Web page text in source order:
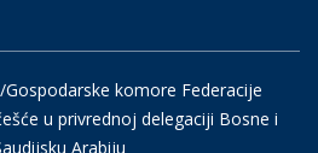
komore Federacije
u privrednoj delegaciji Bosne i
Arabiju